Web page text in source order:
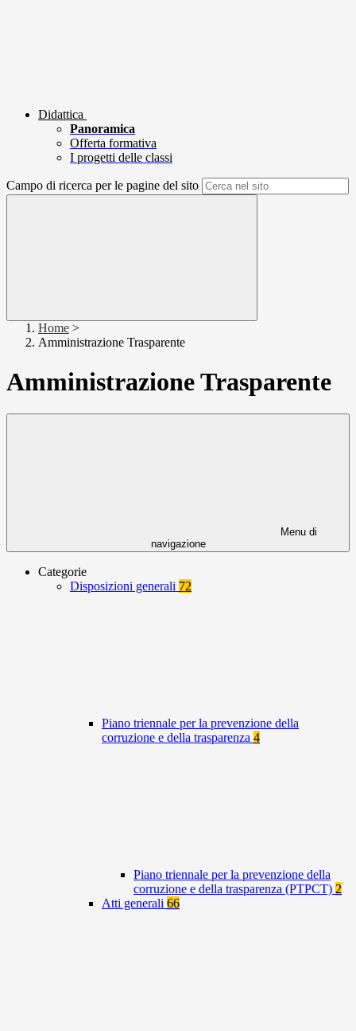
Didattica
Panoramica
Offerta formativa
I progetti delle classi
Campo di ricerca per le pagine del sito
Home >
Amministrazione Trasparente
Amministrazione Trasparente
Menu di
navigazione
Categorie
Disposizioni generali 72
Piano triennale per la prevenzione della
corruzione e della trasparenza 4
Piano triennale per la prevenzione della
corruzione e della trasparenza (PTPCT) 2
Atti generali 66